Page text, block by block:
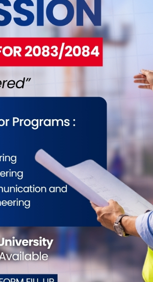
छ । घटनापछि प्रहरीले मृतकसँगै होटलमा
२७ वर्षीय रोशन यादव, २१ वर्षीय लटु
पक्राउ पर्नेमा एकजना नेपाली समेत
समेत प्रहरीले पक्राउ गरेको छ ।
बच्न यहाँ लुकेका आरोपी हुन् । मोरङका
बसेकाहरुसँग प्रारम्भिक सोधपुछ भइरहेको
लगाइएको छ । परिवारले मृतक प्रिन्स
अनुसार होटलमा बस्दा समेत
अनुसन्धान गर्ने काम सुक्ष्म रुपमा
चासो हुने भएकोले क्रसबोर्डर सुरक्षाका
आँखा नजिक सानो चोट जस्तो
स्थिति र सिक्वेन्स भने देखिएको छैन
छ ।